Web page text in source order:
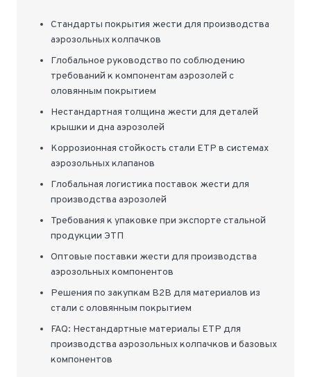
Стандарты покрытия жести для производства
аэрозольных колпачков
Глобальное руководство по соблюдению
требований к компонентам аэрозолей с
оловянным покрытием
Нестандартная толщина жести для деталей
крышки и дна аэрозолей
Коррозионная стойкость стали ETP в системах
аэрозольных клапанов
Глобальная логистика поставок жести для
производства аэрозолей
Требования к упаковке при экспорте стальной
продукции ЭТП
Оптовые поставки жести для производства
аэрозольных компонентов
Решения по закупкам B2B для материалов из
стали с оловянным покрытием
FAQ: Нестандартные материалы ETP для
производства аэрозольных колпачков и базовых
компонентов